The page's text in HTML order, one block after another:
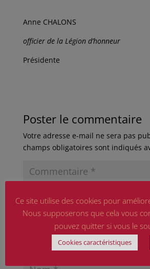
Anne CHALONS
officier de la Légion d’honneur
Présidente
Poster le commentaire
Votre adresse e-mail ne sera pas
champs obligatoires sont indiqués
Ce site utilise des cookies pour
Nous supposerons que cela vous
pouvez quitter si vous le
Cookies caractéristiques